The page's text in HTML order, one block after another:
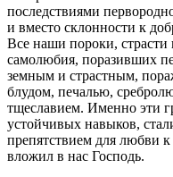
последствиями
и вместо склонности к
Все наши пороки, страсти
самолюбия, поразивших
земным и страстным,
блудом, печалью,
тщеславием. Именно эти
устойчивых навыков,
препятствием для любви
вложил в нас Господь.